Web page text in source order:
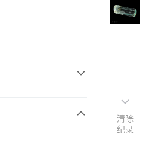
清除
纪录